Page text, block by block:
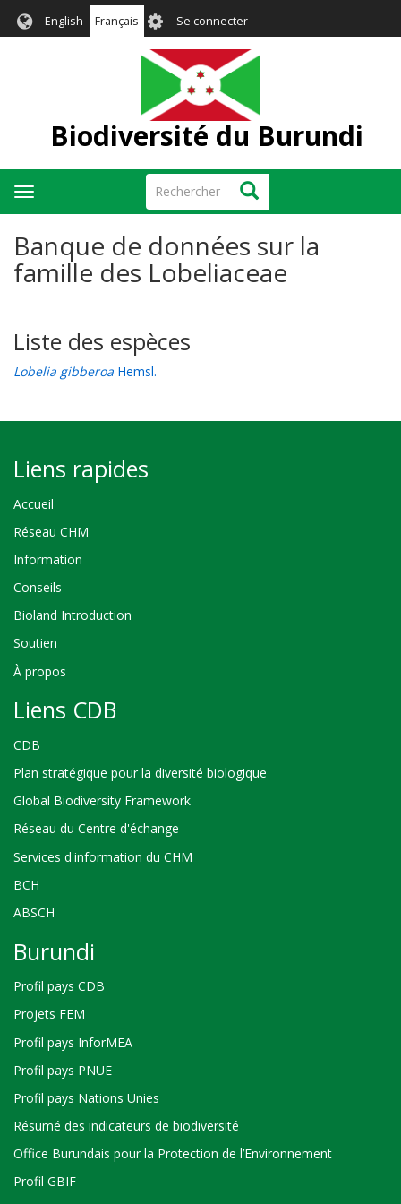
English Français User
account
menu
Se connecter
Biodiversité du Burundi
Rechercher Rechercher
Toggle
navigation
Banque de données sur la
famille des Lobeliaceae
Liste des espèces
Lobelia gibberoa Hemsl.
Liens rapides
Accueil
Réseau CHM
Information
Conseils
Bioland Introduction
Soutien
À propos
Liens CDB
CDB
Plan stratégique pour la diversité biologique
Global Biodiversity Framework
Réseau du Centre d'échange
Services d'information du CHM
BCH
ABSCH
Burundi
Profil pays CDB
Projets FEM
Profil pays InforMEA
Profil pays PNUE
Profil pays Nations Unies
Résumé des indicateurs de biodiversité
Office Burundais pour la Protection de l’Environnement
Profil GBIF